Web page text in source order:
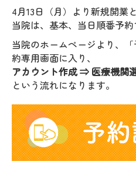
4月13日（月）より新規開業
当院は、基本、当日順番予約
当院のホームページより、
約専用画面に入り、
アカウント作成 ⇒ 医療機関
という流れになります。